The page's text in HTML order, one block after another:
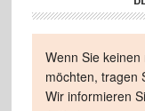
Wenn Sie
möchten, tragen
Wir informieren